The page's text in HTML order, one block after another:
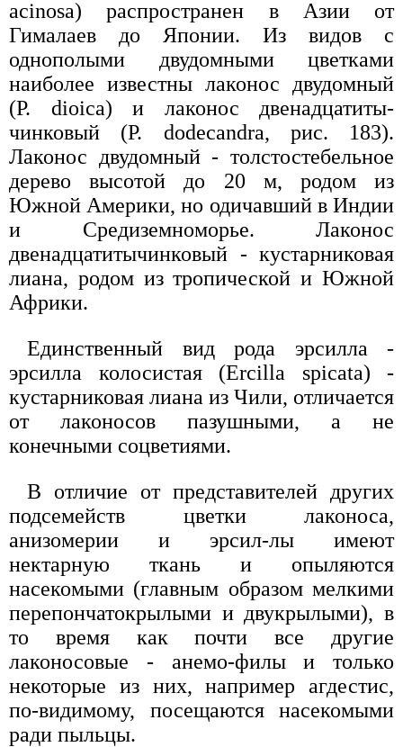
acinosa) распространен в Азии от
Гималаев до Японии. Из видов с
однополыми двудомными цветками
наиболее известны лаконос двудомный
(P. dioica) и лаконос двенадцатиты-
чинковый (P. dodecandra, рис. 183).
Лаконос двудомный - толстостебельное
дерево высотой до 20 м, родом из
Южной Америки, но одичавший в Индии
и Средиземноморье. Лаконос
двенадцатитычинковый - кустарниковая
лиана, родом из тропической и Южной
Африки.
Единственный вид рода эрсилла -
эрсилла колосистая (Ercilla spicata) -
кустарниковая лиана из Чили, отличается
от лаконосов пазушными, а не
конечными соцветиями.
В отличие от представителей других
подсемейств цветки лаконоса,
анизомерии и эрсил-лы имеют
нектарную ткань и опыляются
насекомыми (главным образом мелкими
перепончатокрылыми и двукрылыми), в
то время как почти все другие
лаконосовые - анемо-филы и только
некоторые из них, например агдестис,
по-видимому, посещаются насекомыми
ради пыльцы.